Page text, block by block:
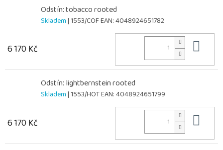
Odstín: tobacco rooted
Skladem| 1553/COFEAN:4048924651782
6 170 Kč
Odstín: lightbernstein rooted
Skladem| 1553/HOTEAN:4048924651799
6 170 Kč